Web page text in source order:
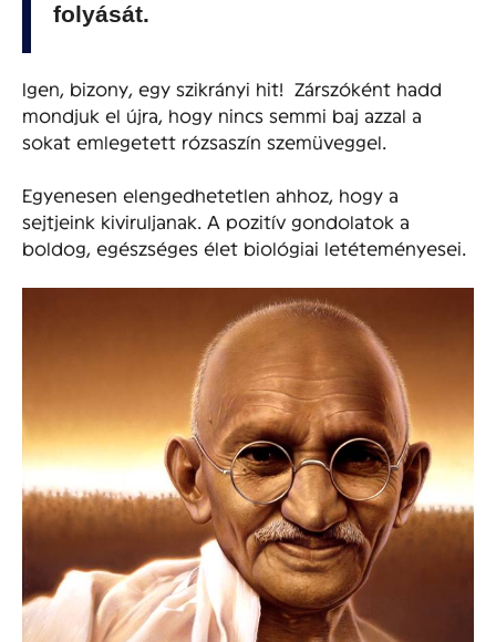
folyását.
Igen, bizony, egy szikrányi hit! Zárszóként hadd
mondjuk el újra, hogy nincs semmi baj azzal a
sokat emlegetett rózsaszín szemüveggel.
Egyenesen elengedhetetlen ahhoz, hogy a
sejtjeink kiviruljanak. A pozitív gondolatok a
boldog, egészséges élet biológiai letéteményesei.